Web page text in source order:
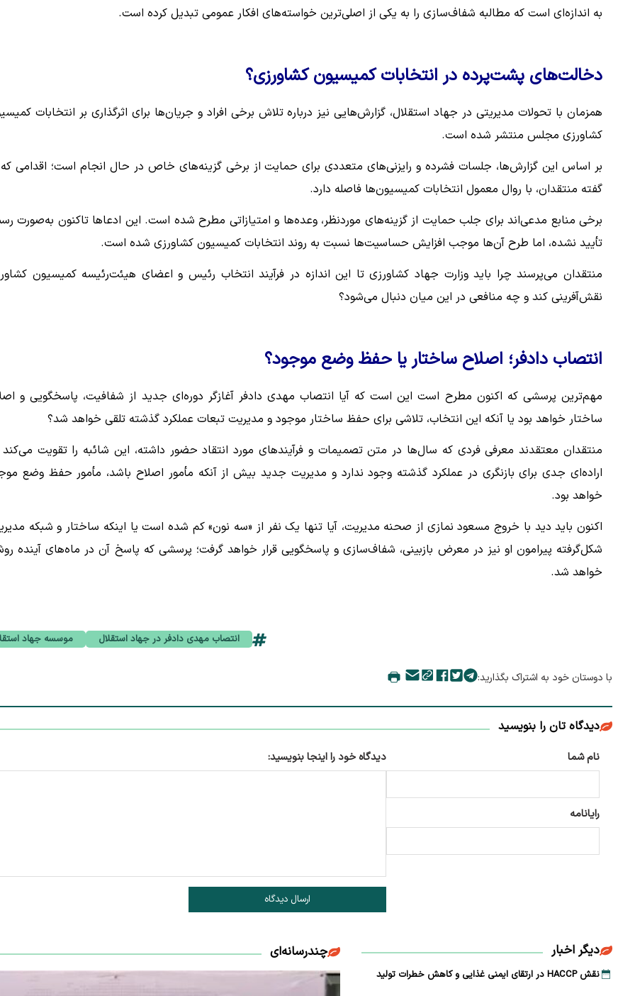
به اندازه‌ای است که مطالبه شفاف‌سازی را به یکی از اصلی‌ترین خواسته‌های افکار عمومی تبدیل کرده است.
دخالت‌های پشت‌پرده در انتخابات کمیسیون کشاورزی؟
همزمان با تحولات مدیریتی در جهاد استقلال، گزارش‌هایی نیز درباره تلاش برخی افراد و جریان‌ها برای اثرگذاری بر انتخابات
کشاورزی مجلس منتشر شده است.
بر اساس این گزارش‌ها، جلسات فشرده و رایزنی‌های متعددی برای حمایت از برخی گزینه‌های خاص در حال انجام است؛ اقدامی
گفته منتقدان، با روال معمول انتخابات کمیسیون‌ها فاصله دارد.
برخی منابع مدعی‌اند برای جلب حمایت از گزینه‌های موردنظر، وعده‌ها و امتیازاتی مطرح شده است. این ادعاها تاکنون به‌صورت
تأیید نشده، اما طرح آن‌ها موجب افزایش حساسیت‌ها نسبت به روند انتخابات کمیسیون کشاورزی شده است.
منتقدان می‌پرسند چرا باید وزارت جهاد کشاورزی تا این اندازه در فرآیند انتخاب رئیس و اعضای هیئت‌رئیسه کمیسیون
نقش‌آفرینی کند و چه منافعی در این میان دنبال می‌شود؟
انتصاب دادفر؛ اصلاح ساختار یا حفظ وضع موجود؟
مهم‌ترین پرسشی که اکنون مطرح است این است که آیا انتصاب مهدی دادفر آغازگر دوره‌ای جدید از شفافیت، پاسخگویی و
ساختار خواهد بود یا آنکه این انتخاب، تلاشی برای حفظ ساختار موجود و مدیریت تبعات عملکرد گذشته تلقی خواهد شد؟
منتقدان معتقدند معرفی فردی که سال‌ها در متن تصمیمات و فرآیندهای مورد انتقاد حضور داشته، این شائبه را تقویت
اراده‌ای جدی برای بازنگری در عملکرد گذشته وجود ندارد و مدیریت جدید بیش از آنکه مأمور اصلاح باشد، مأمور حفظ وضع
خواهد بود.
اکنون باید دید با خروج مسعود نمازی از صحنه مدیریت، آیا تنها یک نفر از «سه نون» کم شده است یا اینکه ساختار و شبکه
شکل‌گرفته پیرامون او نیز در معرض بازبینی، شفاف‌سازی و پاسخگویی قرار خواهد گرفت؛ پرسشی که پاسخ آن در ماه‌های آینده
خواهد شد.
انتصاب مهدی دادفر در جهاد استقلال موسسه جهاد
با دوستان خود به اشتراک بگذارید:
دیدگاه تان را بنویسید
نام شما
رایانامه
دیدگاه خود را اینجا بنویسید:
ارسال دیدگاه
دیگر اخبار
نقش HACCP در ارتقای ایمنی غذایی و کاهش خطرات تولید
چندرسانه‌ای